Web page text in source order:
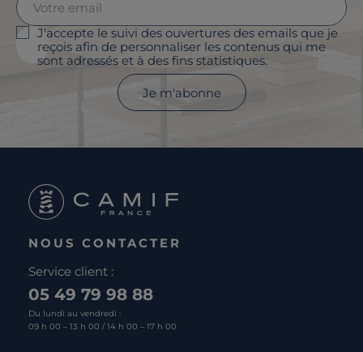
J'accepte le suivi des ouvertures des emails que je
reçois afin de personnaliser les contenus qui me
sont adressés et à des fins statistiques.
Je m'abonne
NOUS CONTACTER
Service client :
05 49 79 98 88
Du lundi au vendredi :
09 h 00 – 13 h 00 / 14 h 00 – 17 h 00